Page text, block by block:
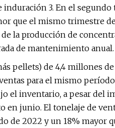
3. En el
que el mismo trimestre
la producción de
de mantenimiento anual.
pellets) de 4,4 millones
para el mismo
el inventario, a pesar del
en junio. El tonelaje de
de 2022 y un 18% mayor